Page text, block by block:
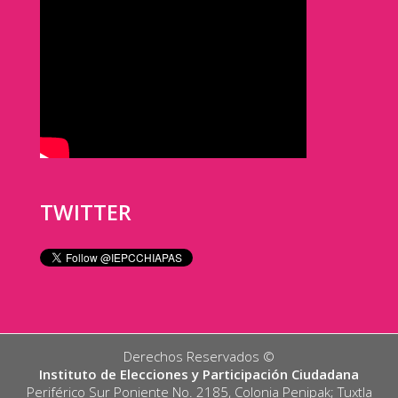
TWITTER
Derechos Reservados ©️
Instituto de Elecciones y Participación Ciudadana
Periférico Sur Poniente No. 2185, Colonia Penipak; Tuxtla